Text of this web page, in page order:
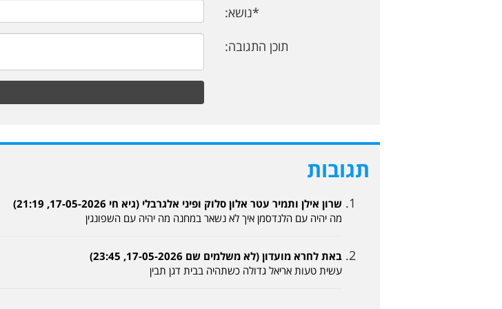
*נושא:
תוכן התגובה:
תגובות
שרון אילן ותמיר עטר אלון סלוק ופיני אלגרבלי (גיא חי 17-05-2026, 21:19)
מה יהיה עם הלנדסמן איך לא נשאר במחנה מה יהיה עם השפונגין
באת לחרא מועדון (לא משלמים שם 17-05-2026, 23:45)
עשית טעות אריאל גדולה כשתהיה בבית דגן תבין